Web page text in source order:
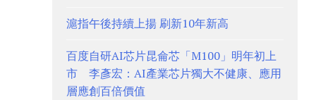
滬指午後持續上揚 刷新10年新高
百度自研AI芯片昆侖芯「M100」明年初上
市 李彥宏：AI產業芯片獨大不健康、應用
層應創百倍價值